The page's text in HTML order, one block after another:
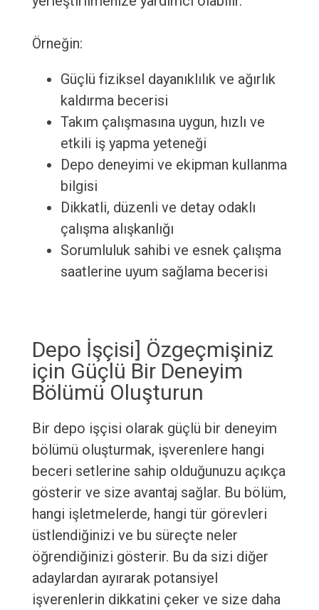
Örneğin:
Güçlü fiziksel dayanıklılık ve ağırlık
kaldırma becerisi
Takım çalışmasına uygun, hızlı ve
etkili iş yapma yeteneği
Depo deneyimi ve ekipman kullanma
bilgisi
Dikkatli, düzenli ve detay odaklı
çalışma alışkanlığı
Sorumluluk sahibi ve esnek çalışma
saatlerine uyum sağlama becerisi
Depo İşçisi] Özgeçmişiniz
için Güçlü Bir Deneyim
Bölümü Oluşturun
Bir depo işçisi olarak güçlü bir deneyim
bölümü oluşturmak, işverenlere hangi
beceri setlerine sahip olduğunuzu açıkça
gösterir ve size avantaj sağlar. Bu bölüm,
hangi işletmelerde, hangi tür görevleri
üstlendiğinizi ve bu süreçte neler
öğrendiğinizi gösterir. Bu da sizi diğer
adaylardan ayırarak potansiyel
işverenlerin dikkatini çeker ve size daha